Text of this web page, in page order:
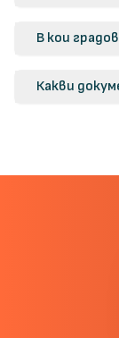
В кои
Какви